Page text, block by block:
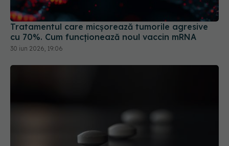
Tratamentul care micșorează tumorile agresive
cu 70%. Cum funcționează noul vaccin mRNA
30 iun 2026, 19:06